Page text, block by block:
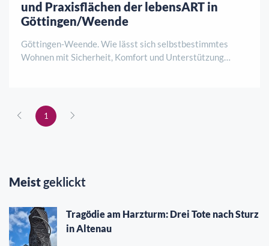
und Praxisflächen der lebensART in
Göttingen/Weende
Göttingen-Weende. Wie lässt sich selbstbestimmtes
Wohnen mit Sicherheit, Komfort und Unterstützung
HoKo und de ..
1
Meistgeklickt
Tragödie am Harzturm: Drei Tote nach Sturz
in Altenau